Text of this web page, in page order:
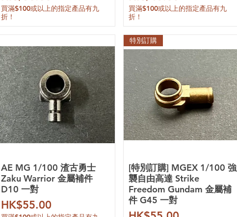
買滿$100或以上的指定產品有九
折！
買滿$100或以上的指定產品有九
折！
AE MG 1/100 渣古勇士
Zaku Warrior 金屬補件
D10 一對
價格
HK$55.00
特別訂購
[特別訂購] MGEX 1/100 強
襲自由高達 Strike
Freedom Gundam 金屬補
件 G45 一對